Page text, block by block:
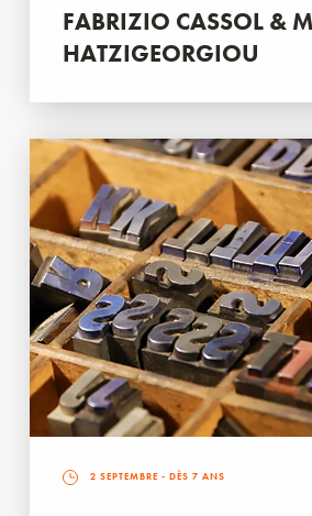
FABRIZIO CASSOL &
HATZIGEORGIOU
2 SEPTEMBRE - DÈS 7 ANS